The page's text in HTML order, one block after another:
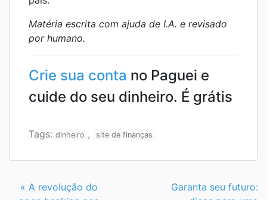
Matéria escrita com ajuda de I.A. e revisado
por humano.
Crie sua conta no Paguei e
cuide do seu dinheiro. É grátis
Tags: dinheiro , site de finanças
Continue
« A revolução do
Garanta seu futuro: